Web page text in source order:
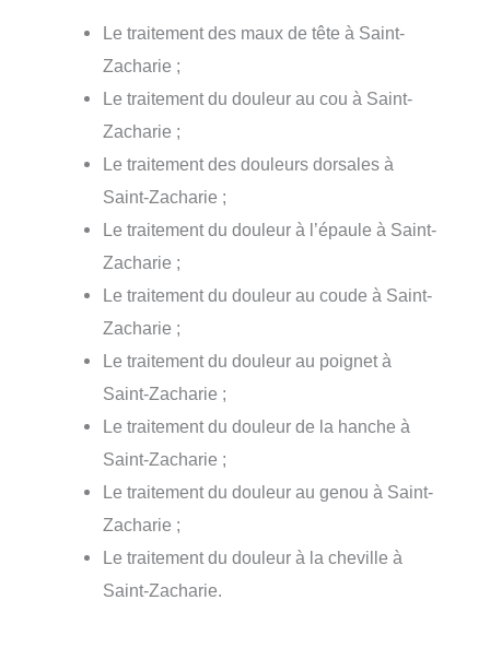
Le traitement des maux de tête à Saint-
Zacharie ;
Le traitement du douleur au cou à Saint-
Zacharie ;
Le traitement des douleurs dorsales à
Saint-Zacharie ;
Le traitement du douleur à l’épaule à Saint-
Zacharie ;
Le traitement du douleur au coude à Saint-
Zacharie ;
Le traitement du douleur au poignet à
Saint-Zacharie ;
Le traitement du douleur de la hanche à
Saint-Zacharie ;
Le traitement du douleur au genou à Saint-
Zacharie ;
Le traitement du douleur à la cheville à
Saint-Zacharie.